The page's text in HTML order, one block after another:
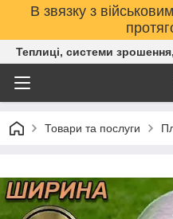
В звязку з
Теплиці, системи
Товари та послуги